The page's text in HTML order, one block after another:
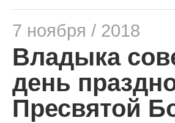
7 ноября / 2018
Владыка
день
Пресвятой